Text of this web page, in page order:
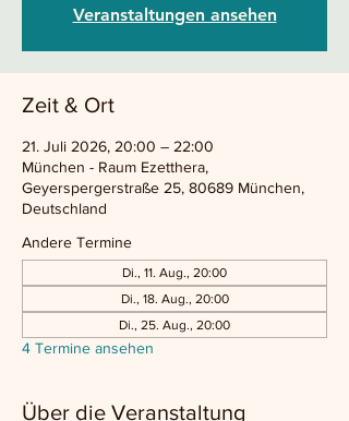
Veranstaltungen ansehen
Zeit & Ort
21. Juli 2026, 20:00 – 22:00
München - Raum Ezetthera,
Geyerspergerstraße 25, 80689 München,
Deutschland
Andere Termine
Di., 11. Aug., 20:00
Di., 18. Aug., 20:00
Di., 25. Aug., 20:00
4 Termine ansehen
Über die Veranstaltung